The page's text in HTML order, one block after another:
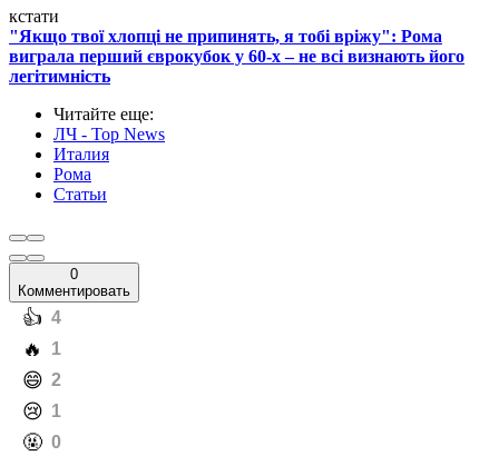
кстати
"Якщо твої хлопці не припинять, я тобі вріжу": Рома
виграла перший єврокубок у 60-х – не всі визнають його
легітимність
Читайте еще:
ЛЧ - Top News
Италия
Рома
Статьи
0
Комментировать
️👍 4
️🔥 1
️😄 2
️😢 1
️🤬 0